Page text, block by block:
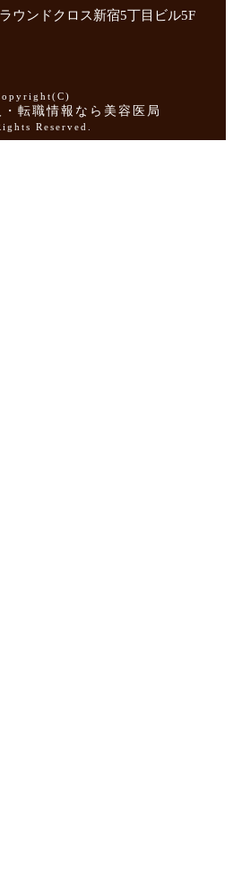
ウンドクロス新宿5丁目ビル5F
転職情報なら美容医局
Reserved.